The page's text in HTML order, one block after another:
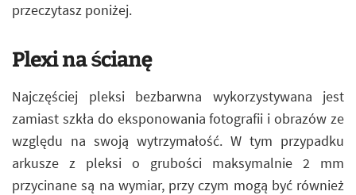
przeczytasz poniżej.
Plexi na ścianę
Najczęściej pleksi bezbarwna wykorzystywana jest
zamiast szkła do eksponowania fotografii i obrazów ze
względu na swoją wytrzymałość. W tym przypadku
arkusze z pleksi o grubości maksymalnie 2 mm
przycinane są na wymiar, przy czym mogą być również